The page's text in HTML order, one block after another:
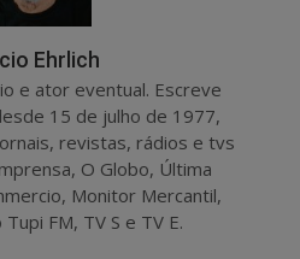
Ehrlich
e ator eventual. Escreve
15 de julho de 1977,
revistas, rádios e tvs
O Globo, Última
Monitor Mercantil,
Tupi FM, TV S e TV E.